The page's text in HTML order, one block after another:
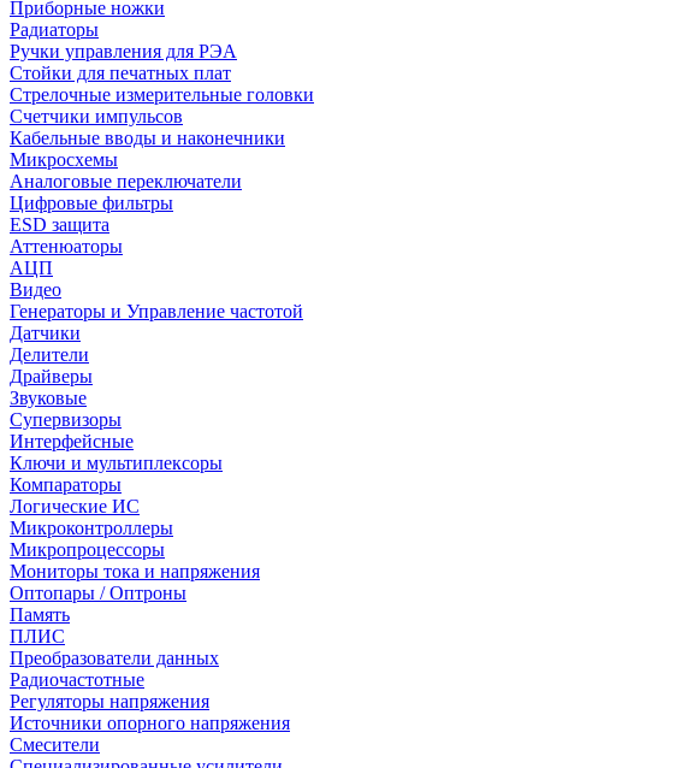
Приборные ножки
Радиаторы
Ручки управления для РЭА
Стойки для печатных плат
Стрелочные измерительные головки
Счетчики импульсов
Кабельные вводы и наконечники
Микросхемы
Аналоговые переключатели
Цифровые фильтры
ESD защита
Аттенюаторы
АЦП
Видео
Генераторы и Управление частотой
Датчики
Делители
Драйверы
Звуковые
Супервизоры
Интерфейсные
Ключи и мультиплексоры
Компараторы
Логические ИС
Микроконтроллеры
Микропроцессоры
Мониторы тока и напряжения
Оптопары / Оптроны
Память
ПЛИС
Преобразователи данных
Радиочастотные
Регуляторы напряжения
Источники опорного напряжения
Смесители